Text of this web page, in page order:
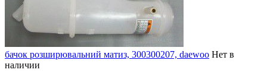
бачок розширювальний матиз, 300300207, daewoo Нет в
наличии